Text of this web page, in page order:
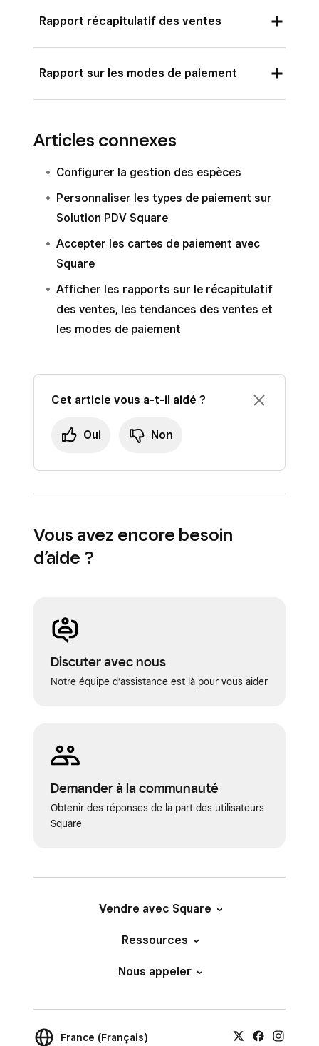
Rapport récapitulatif des ventes
Connectez-vous au
Développez la section
le total de vos ventes réparti selon vos
modes de paiement personnalisés.
Rapport sur les modes de paiement
Tableau de bord Square, puis accédez à
paiement
Développez la sectionAutrepour afficher
une ventilation pour chaque mode de
paiement personnalisé que vous avez
configuré.
Articles connexes
Configurer la gestion des espèces
Personnaliser les types de paiement sur
Solution PDV Square
Accepter les cartes de paiement avec
Square
Afficher les rapports sur le récapitulatif
des ventes, les tendances des ventes et
les modes de paiement
Cet article vous a-t-il aidé ?
Oui Non
Vous avez encore besoin
d’aide ?
Discuter avec nous
Notre équipe d’assistance est là pour vous aider
Demander à la communauté
Obtenir des réponses de la part des utilisateurs
Square
Vendre avec Square
Ressources
Nous appeler
France (Français)